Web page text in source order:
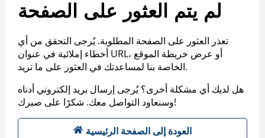
لم يتم العثور على الصفحة
تعذر العثور على الصفحة المطلوبة. يُرجى التحقق من أي
أخطاء إملائية في عنوان URL، أو عرض خريطة الموقع
الخاصة بنا لمساعدتك في العثور على ما تريد.
هل لديك أي مشكلة أخرى؟ يُرجى إرسال بريد إلكتروني أدناه
وسنعاود التواصل معك. شكرًا على صبرك!
العودة إلى الصفحة الرئيسية